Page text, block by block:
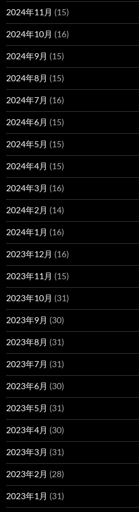
2024年11月 (15)
2024年10月 (16)
2024年9月 (15)
2024年8月 (15)
2024年7月 (16)
2024年6月 (15)
2024年5月 (15)
2024年4月 (15)
2024年3月 (16)
2024年2月 (14)
2024年1月 (16)
2023年12月 (16)
2023年11月 (15)
2023年10月 (31)
2023年9月 (30)
2023年8月 (31)
2023年7月 (31)
2023年6月 (30)
2023年5月 (31)
2023年4月 (30)
2023年3月 (31)
2023年2月 (28)
2023年1月 (31)